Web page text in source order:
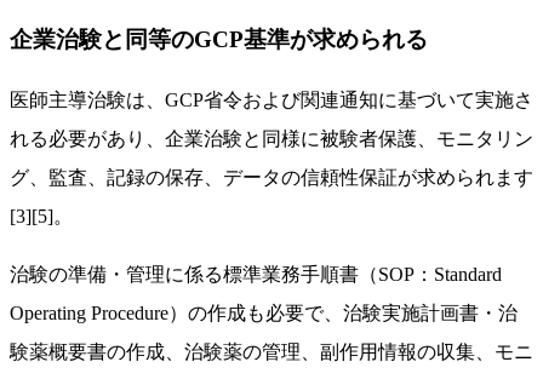
企業治験と同等のGCP基準が求められる
医師主導治験は、GCP省令および関連通知に基づいて実施さ
れる必要があり、企業治験と同様に被験者保護、モニタリン
グ、監査、記録の保存、データの信頼性保証が求められます
[3][5]。
治験の準備・管理に係る標準業務手順書（SOP：Standard
Operating Procedure）の作成も必要で、治験実施計画書・治
験薬概要書の作成、治験薬の管理、副作用情報の収集、モニ